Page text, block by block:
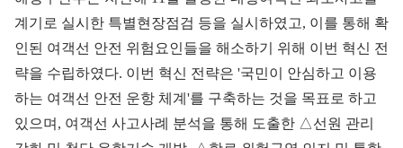
계기로 실시한 특별현장점검 등을 실시하였고, 이를 통해 확
인된 여객선 안전 위험요인들을 해소하기 위해 이번 혁신 전
략을 수립하였다. 이번 혁신 전략은 '국민이 안심하고 이용
하는 여객선 안전 운항 체계'를 구축하는 것을 목표로 하고
있으며, 여객선 사고사례 분석을 통해 도출한 △선원 관리